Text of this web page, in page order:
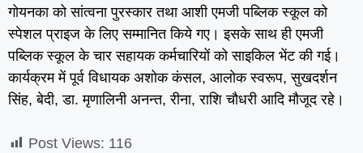
गोयनका को सांत्वना पुरस्कार तथा आशी एमजी पब्लिक स्कूल को
स्पेशल प्राइज के लिए सम्मानित किये गए। इसके साथ ही एमजी
पब्लिक स्कूल के चार सहायक कर्मचारियों को साइकिल भेंट की गई।
कार्यक्रम में पूर्व विधायक अशोक कंसल, आलोक स्वरूप, सुखदर्शन
सिंह, बेदी, डा. मृणालिनी अनन्त, रीना, राशि चौधरी आदि मौजूद रहे।
Post Views: 116